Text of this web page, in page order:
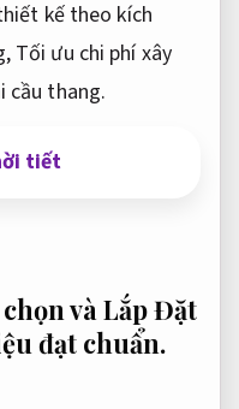
kế theo kích
Tối ưu chi phí xây
cầu thang.
tiết
và Lắp Đặt
đạt chuẩn.